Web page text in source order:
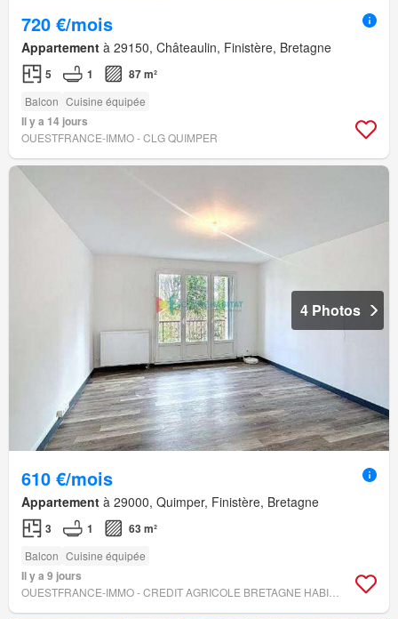
720 €/mois
Appartement à 29150, Châteaulin, Finistère, Bretagne
5 1 87 m²
Balcon Cuisine équipée
Il y a 14 jours
OUESTFRANCE-IMMO - CLG QUIMPER
4 Photos
610 €/mois
Appartement à 29000, Quimper, Finistère, Bretagne
3 1 63 m²
Balcon Cuisine équipée
Il y a 9 jours